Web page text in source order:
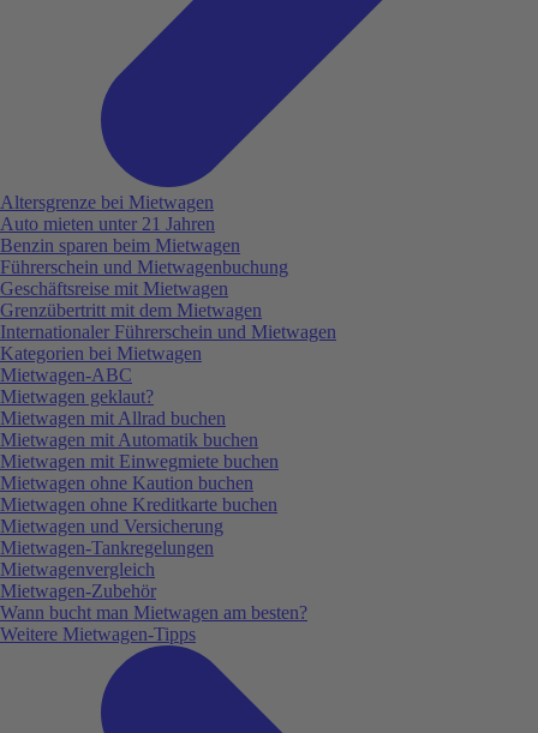
Altersgrenze bei Mietwagen
Auto mieten unter 21 Jahren
Benzin sparen beim Mietwagen
Führerschein und Mietwagenbuchung
Geschäftsreise mit Mietwagen
Grenzübertritt mit dem Mietwagen
Internationaler Führerschein und Mietwagen
Kategorien bei Mietwagen
Mietwagen-ABC
Mietwagen geklaut?
Mietwagen mit Allrad buchen
Mietwagen mit Automatik buchen
Mietwagen mit Einwegmiete buchen
Mietwagen ohne Kaution buchen
Mietwagen ohne Kreditkarte buchen
Mietwagen und Versicherung
Mietwagen-Tankregelungen
Mietwagenvergleich
Mietwagen-Zubehör
Wann bucht man Mietwagen am besten?
Weitere Mietwagen-Tipps